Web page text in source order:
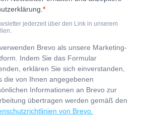
jederzeit über den Link in unserem
Brevo als unsere Marketing-
Indem Sie das Formular
erklären Sie sich einverstanden,
die von Ihnen angegebenen
Informationen an Brevo zur
übertragen werden gemäß den
von Brevo.